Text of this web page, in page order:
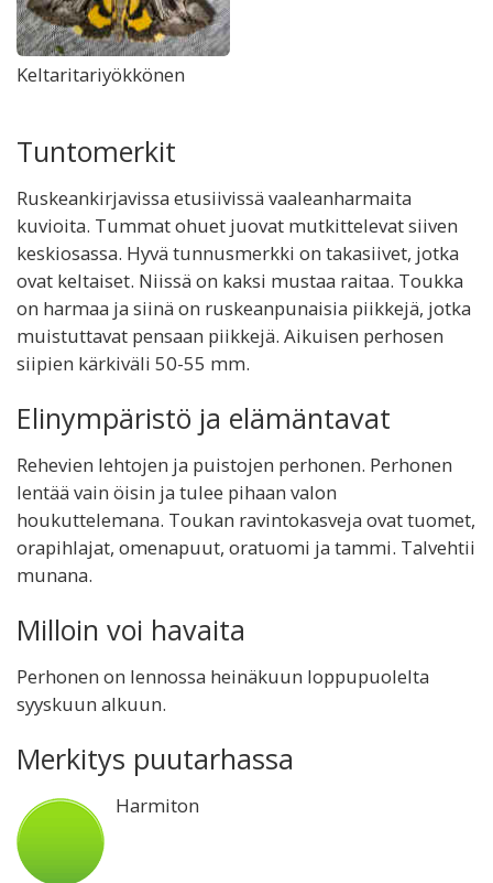
Keltaritariyökkönen
Tuntomerkit
Ruskeankirjavissa etusiivissä vaaleanharmaita
kuvioita. Tummat ohuet juovat mutkittelevat siiven
keskiosassa. Hyvä tunnusmerkki on takasiivet, jotka
ovat keltaiset. Niissä on kaksi mustaa raitaa. Toukka
on harmaa ja siinä on ruskeanpunaisia piikkejä, jotka
muistuttavat pensaan piikkejä. Aikuisen perhosen
siipien kärkiväli 50-55 mm.
Elinympäristö ja elämäntavat
Rehevien lehtojen ja puistojen perhonen. Perhonen
lentää vain öisin ja tulee pihaan valon
houkuttelemana. Toukan ravintokasveja ovat tuomet,
orapihlajat, omenapuut, oratuomi ja tammi. Talvehtii
munana.
Milloin voi havaita
Perhonen on lennossa heinäkuun loppupuolelta
syyskuun alkuun.
Merkitys puutarhassa
Harmiton